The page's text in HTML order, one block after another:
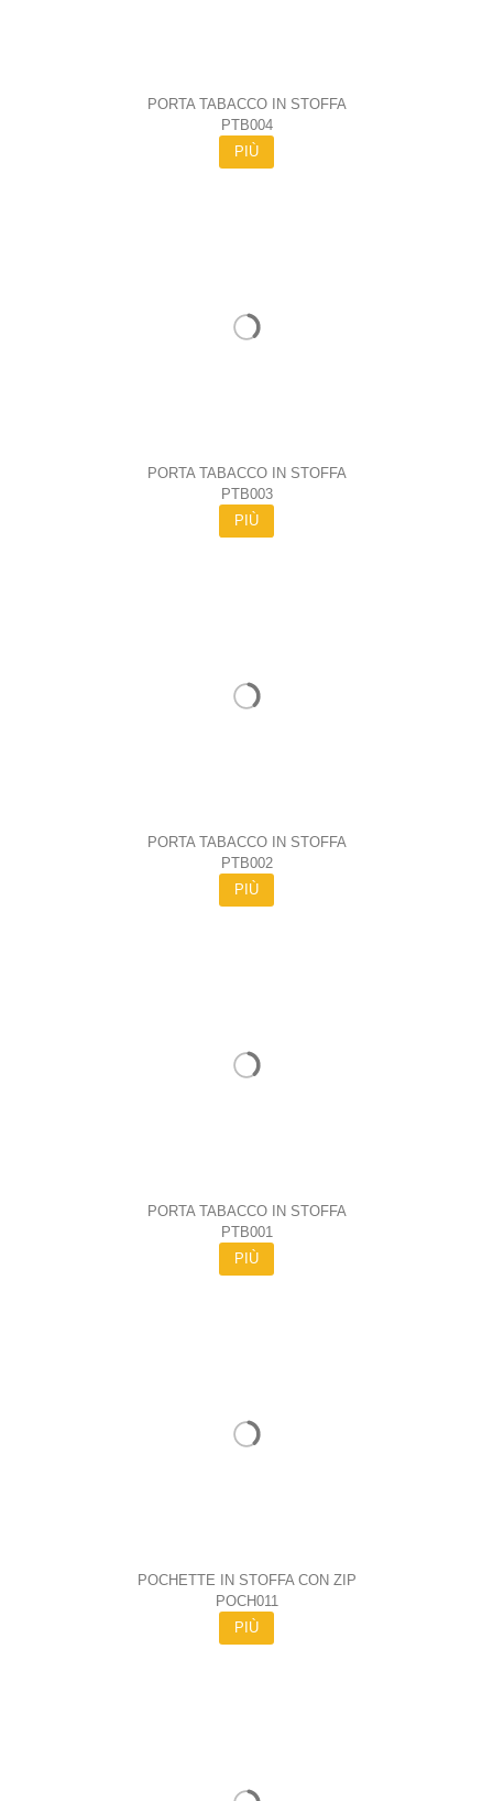
PORTA TABACCO IN STOFFA
PTB004
PIÙ
PORTA TABACCO IN STOFFA
PTB003
PIÙ
PORTA TABACCO IN STOFFA
PTB002
PIÙ
PORTA TABACCO IN STOFFA
PTB001
PIÙ
POCHETTE IN STOFFA CON ZIP
POCH011
PIÙ